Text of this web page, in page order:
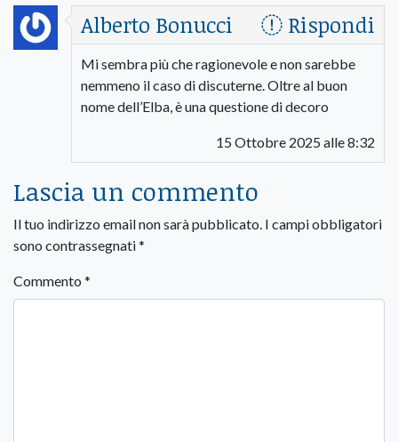
Alberto Bonucci Rispondi
Mi sembra più che ragionevole e non sarebbe
nemmeno il caso di discuterne. Oltre al buon
nome dell’Elba, è una questione di decoro
15 Ottobre 2025 alle 8:32
Lascia un commento
Il tuo indirizzo email non sarà pubblicato. I campi obbligatori
sono contrassegnati*
Commento *